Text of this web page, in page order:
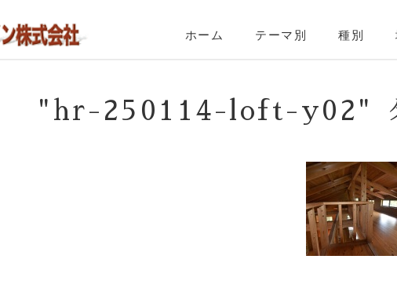
株式会社
ホーム テーマ別 種別
"hr-250114-loft-y02" タ